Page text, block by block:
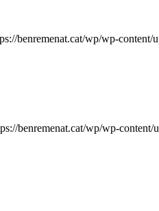
benremenat.cat/wp/wp-
benremenat.cat/wp/wp-